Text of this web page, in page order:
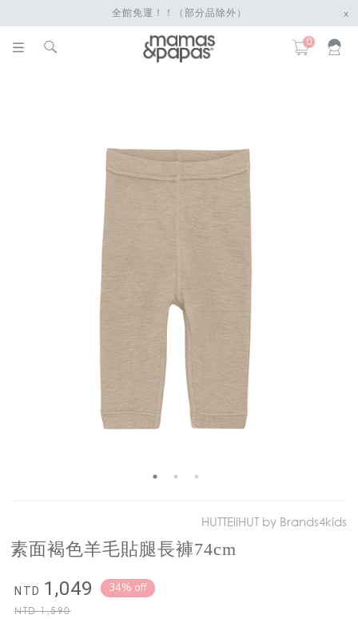
全館免運！！（部分品除外） x
0
HUTTEliHUT by Brands4kids
素面褐色羊毛貼腿長褲74cm
NTD 1,049
NTD1,590
34% off